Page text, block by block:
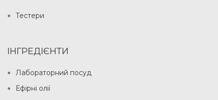
Тестери
ІНГРЕДІЄНТИ
Лабораторний посуд
Ефірні олії